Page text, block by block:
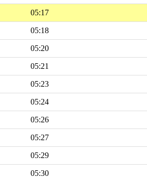
05:17
05:18
05:20
05:21
05:23
05:24
05:26
05:27
05:29
05:30